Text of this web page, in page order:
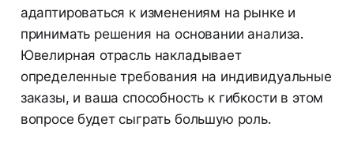
адаптироваться к изменениям на рынке и
принимать решения на основании анализа.
Ювелирная отрасль накладывает
определенные требования на индивидуальные
заказы, и ваша способность к гибкости в этом
вопросе будет сыграть большую роль.